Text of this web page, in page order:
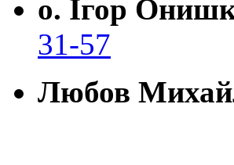
о. Ігор
31-57
Любов